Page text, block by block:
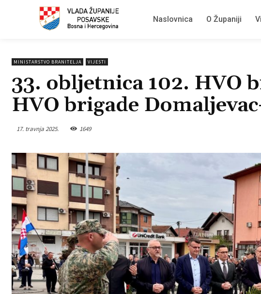
Naslovnica O Županiji
MINISTARSTVO BRANITELJA VIJESTI
33. obljetnica 102. HVO
HVO brigade
17. travnja 2025. 1649